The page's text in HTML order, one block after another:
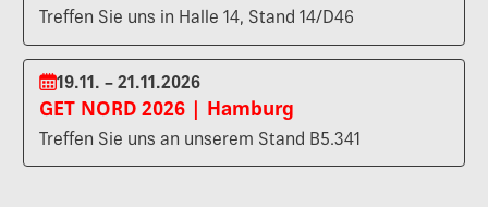
Treffen Sie uns in Halle 14, Stand 14/D46
19.11. – 21.11.2026
GET NORD 2026 | Hamburg
Treffen Sie uns an unserem Stand B5.341